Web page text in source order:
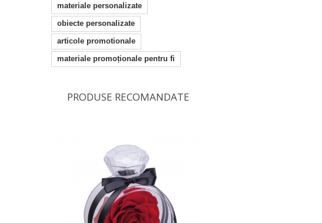
materiale personalizate
obiecte personalizate
articole promotionale
materiale promoționale pentru fi
PRODUSE RECOMANDATE